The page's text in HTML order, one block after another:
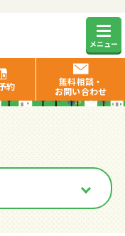
メニュー
約
無料相談・
お問い合わせ
ーム一覧